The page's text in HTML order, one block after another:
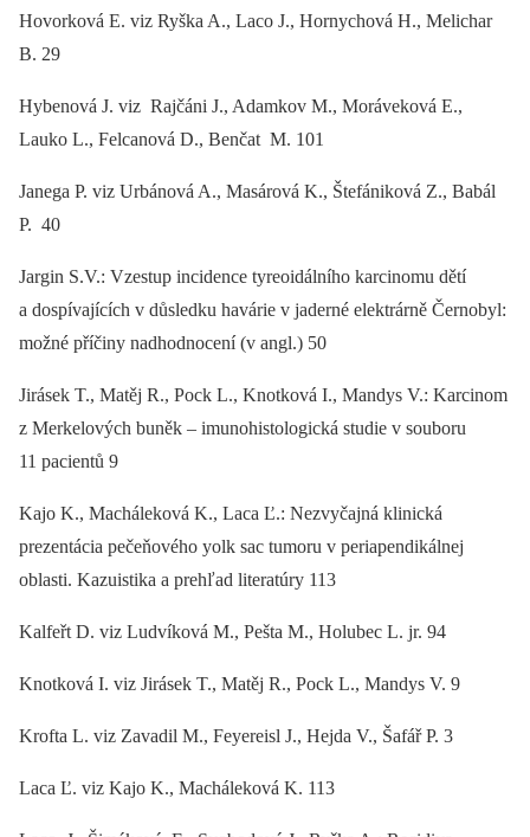
Hovorková E. viz Ryška A., Laco J., Hornychová H., Melichar
B. 29
Hybenová J. viz Rajčáni J., Adamkov M., Moráveková E.,
Lauko L., Felcanová D., Benčat M. 101
Janega P. viz Urbánová A., Masárová K., Štefániková Z., Babál
P. 40
Jargin S.V.: Vzestup incidence tyreoidálního karcinomu dětí
a dospívajících v důsledku havárie v jaderné elektrárně Černobyl:
možné příčiny nadhodnocení (v angl.) 50
Jirásek T., Matěj R., Pock L., Knotková I., Mandys V.: Karcinom
z Merkelových buněk –⁠ imunohistologická studie v souboru
11 pacientů 9
Kajo K., Macháleková K., Laca Ľ.: Nezvyčajná klinická
prezentácia pečeňového yolk sac tumoru v periapendikálnej
oblasti. Kazuistika a prehľad literatúry 113
Kalfeřt D. viz Ludvíková M., Pešta M., Holubec L. jr. 94
Knotková I. viz Jirásek T., Matěj R., Pock L., Mandys V. 9
Krofta L. viz Zavadil M., Feyereisl J., Hejda V., Šafář P. 3
Laca Ľ. viz Kajo K., Macháleková K. 113